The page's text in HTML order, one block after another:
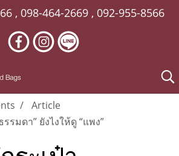
, 098-464-2669 , 092-955-8566
Article
รรมดา” ยังไงให้ดู “แพง”